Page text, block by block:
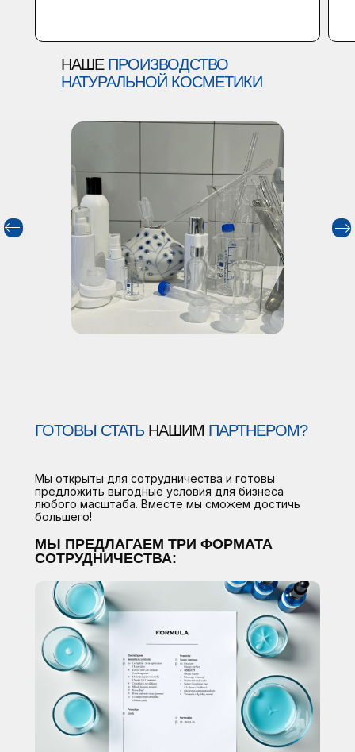
НАШЕ ПРОИЗВОДСТВО
НАТУРАЛЬНОЙ КОСМЕТИКИ
МЫ ПРЕДЛАГАЕМ ТРИ ФОРМАТА
СОТРУДНИЧЕСТВА:
Мы открыты для сотрудничества и готовы
предложить выгодные условия для бизнеса
любого масштаба. Вместе мы сможем достичь
большего!
ГОТОВЫ СТАТЬ НАШИМ ПАРТНЕРОМ?